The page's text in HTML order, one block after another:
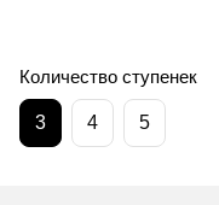
Количество ступенек
3 4 5